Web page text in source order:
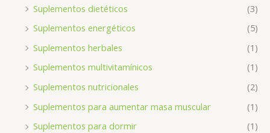
Suplementos dietéticos
(3)
Suplementos energéticos
(5)
Suplementos herbales
(1)
Suplementos multivitamínicos
(1)
Suplementos nutricionales
(2)
Suplementos para aumentar masa muscular
(1)
Suplementos para dormir
(1)